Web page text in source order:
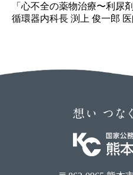
「心不全の薬物治療〜利尿
循環器内科長 渕上 俊一郎 医